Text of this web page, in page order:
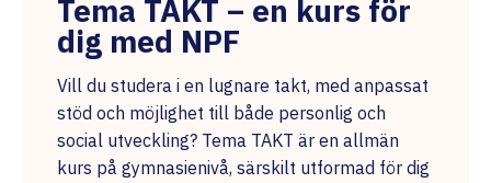
Tema TAKT – en kurs för
dig med NPF
Vill du studera i en lugnare takt, med anpassat
stöd och möjlighet till både personlig och
social utveckling? Tema TAKT är en allmän
kurs på gymnasienivå, särskilt utformad för dig